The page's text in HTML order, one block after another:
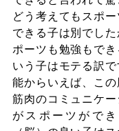
どう考えてもスポ
できる子は別でし
ポーツも勉強もで
いう子はモテる訳
能からいえば、こ
筋肉のコミュニケ
がスポーツがで